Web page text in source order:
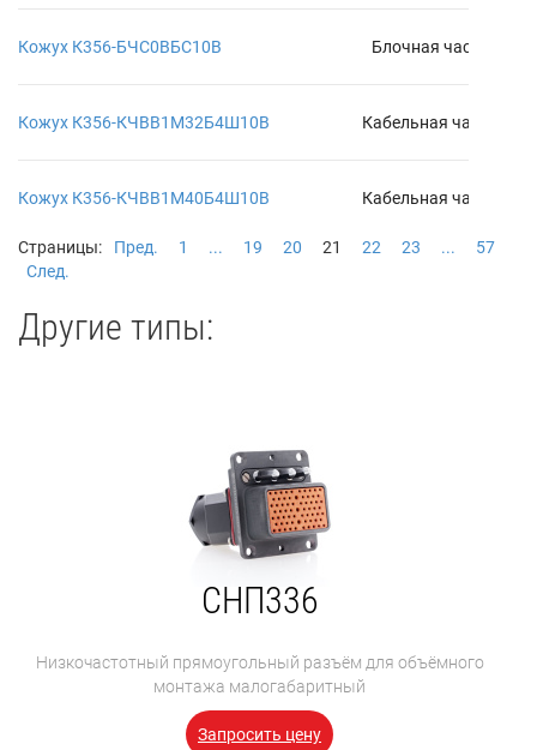
Кожух К356-БЧС0ВБС10В Блочная часть
Кожух К356-КЧВВ1М32Б4Ш10В Кабельная часть
Кожух К356-КЧВВ1М40Б4Ш10В Кабельная часть
Страницы:
Пред. 1 ... 19 20 21 22 23 ...
57
След.
Другие типы:
СНП336
Низкочастотный прямоугольный разъём для объёмного
монтажа малогабаритный
Запросить цену